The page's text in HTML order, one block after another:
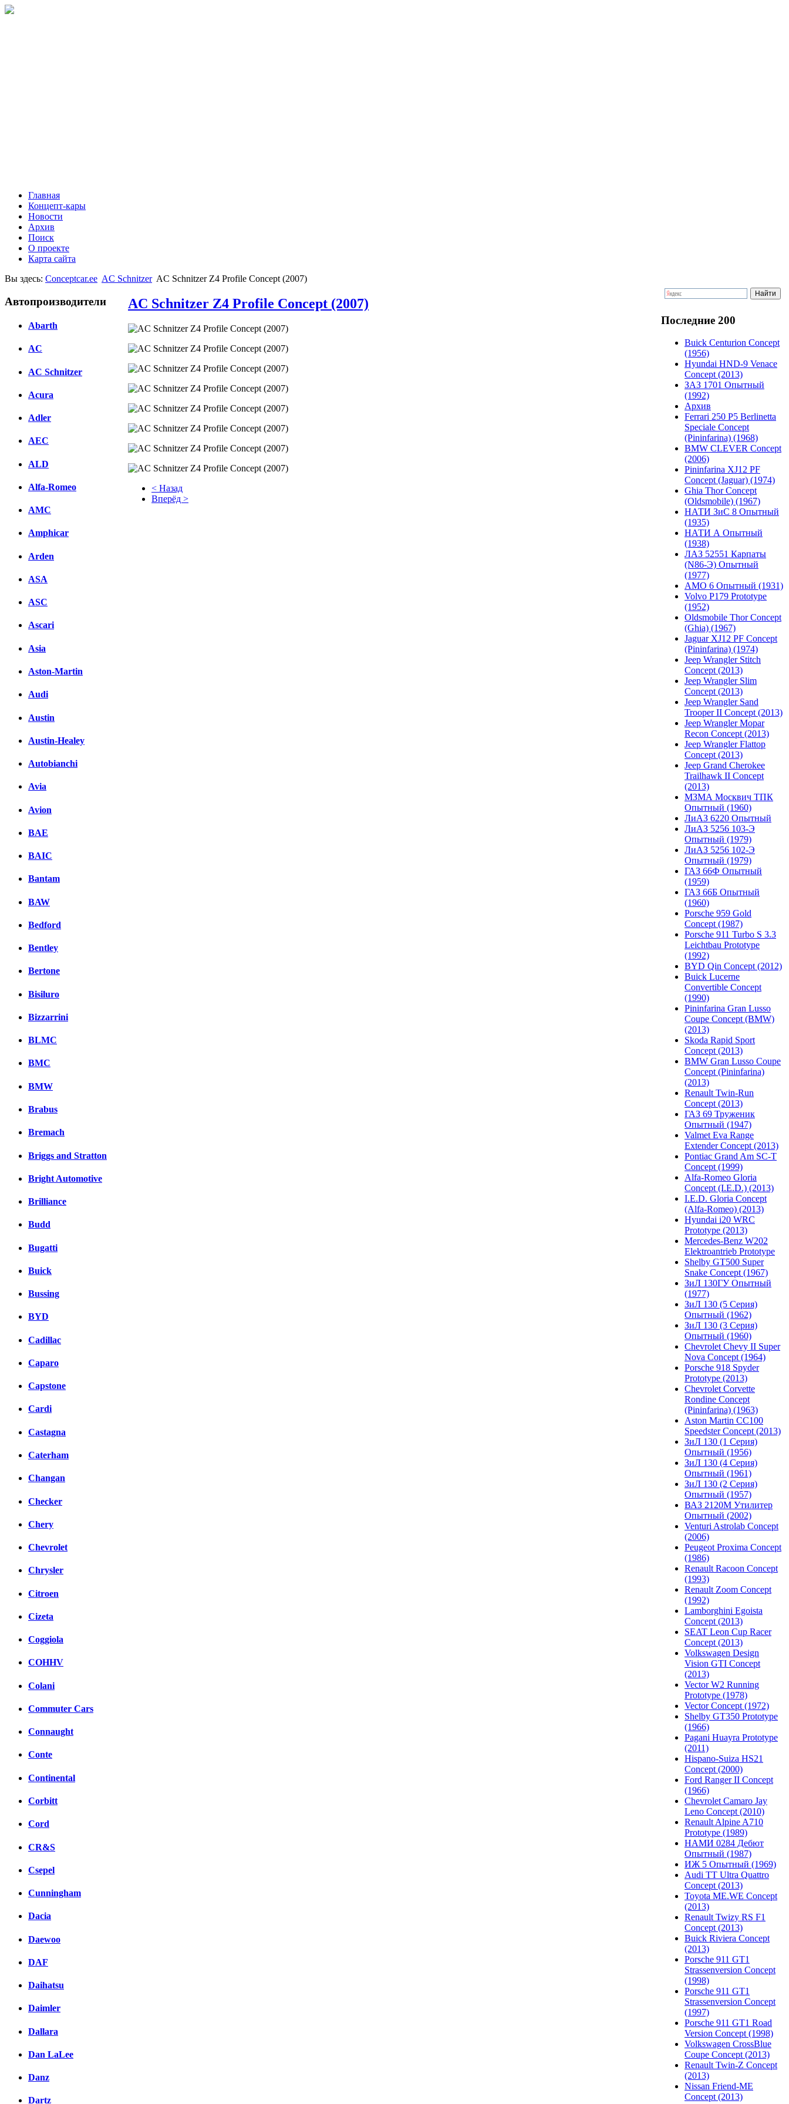
Главная
Концепт-кары
Новости
Архив
Поиск
О проекте
Карта сайта
Вы здесь: Conceptcar.ee AC Schnitzer AC Schnitzer Z4 Profile Concept (2007)
Автопроизводители
Abarth
AC
AC Schnitzer
Acura
Adler
AEC
ALD
Alfa-Romeo
AMC
Amphicar
Arden
ASA
ASC
Ascari
Asia
Aston-Martin
Audi
Austin
Austin-Healey
Autobianchi
Avia
Avion
BAE
BAIC
Bantam
BAW
Bedford
Bentley
Bertone
Bisiluro
Bizzarrini
BLMC
BMC
BMW
Brabus
Bremach
Briggs and Stratton
Bright Automotive
Brilliance
Budd
Bugatti
Buick
Bussing
BYD
Cadillac
Caparo
Capstone
Cardi
Castagna
Caterham
Changan
Checker
Chery
Chevrolet
Chrysler
Citroen
Cizeta
Coggiola
COHHV
Colani
Commuter Cars
Connaught
Conte
Continental
Corbitt
Cord
CR&S
Csepel
Cunningham
Dacia
Daewoo
DAF
Daihatsu
Daimler
Dallara
Dan LaLee
Danz
Dartz
AC Schnitzer Z4 Profile Concept (2007)
< Назад
Вперёд >
Последние 200
Buick Centurion Concept
(1956)
Hyundai HND-9 Venace
Concept (2013)
ЗАЗ 1701 Опытный
(1992)
Архив
Ferrari 250 P5 Berlinetta
Speciale Concept
(Pininfarina) (1968)
BMW CLEVER Concept
(2006)
Pininfarina XJ12 PF
Concept (Jaguar) (1974)
Ghia Thor Concept
(Oldsmobile) (1967)
НАТИ ЗиС 8 Опытный
(1935)
НАТИ А Опытный
(1938)
ЛАЗ 52551 Карпаты
(N86-Э) Опытный
(1977)
АМО 6 Опытный (1931)
Volvo P179 Prototype
(1952)
Oldsmobile Thor Concept
(Ghia) (1967)
Jaguar XJ12 PF Concept
(Pininfarina) (1974)
Jeep Wrangler Stitch
Concept (2013)
Jeep Wrangler Slim
Concept (2013)
Jeep Wrangler Sand
Trooper II Concept (2013)
Jeep Wrangler Mopar
Recon Concept (2013)
Jeep Wrangler Flattop
Concept (2013)
Jeep Grand Cherokee
Trailhawk II Concept
(2013)
МЗМА Москвич ТПК
Опытный (1960)
ЛиАЗ 6220 Опытный
ЛиАЗ 5256 103-Э
Опытный (1979)
ЛиАЗ 5256 102-Э
Опытный (1979)
ГАЗ 66Ф Опытный
(1959)
ГАЗ 66Б Опытный
(1960)
Porsche 959 Gold
Concept (1987)
Porsche 911 Turbo S 3.3
Leichtbau Prototype
(1992)
BYD Qin Concept (2012)
Buick Lucerne
Convertible Concept
(1990)
Pininfarina Gran Lusso
Coupe Concept (BMW)
(2013)
Skoda Rapid Sport
Concept (2013)
BMW Gran Lusso Coupe
Concept (Pininfarina)
(2013)
Renault Twin-Run
Concept (2013)
ГАЗ 69 Труженик
Опытный (1947)
Valmet Eva Range
Extender Concept (2013)
Pontiac Grand Am SC-T
Concept (1999)
Alfa-Romeo Gloria
Concept (I.E.D.) (2013)
I.E.D. Gloria Concept
(Alfa-Romeo) (2013)
Hyundai i20 WRC
Prototype (2013)
Mercedes-Benz W202
Elektroantrieb Prototype
Shelby GT500 Super
Snake Concept (1967)
ЗиЛ 130ГУ Опытный
(1977)
ЗиЛ 130 (5 Серия)
Опытный (1962)
ЗиЛ 130 (3 Серия)
Опытный (1960)
Chevrolet Chevy II Super
Nova Concept (1964)
Porsche 918 Spyder
Prototype (2013)
Chevrolet Corvette
Rondine Concept
(Pininfarina) (1963)
Aston Martin CC100
Speedster Concept (2013)
ЗиЛ 130 (1 Серия)
Опытный (1956)
ЗиЛ 130 (4 Серия)
Опытный (1961)
ЗиЛ 130 (2 Серия)
Опытный (1957)
ВАЗ 2120М Утилитер
Опытный (2002)
Venturi Astrolab Concept
(2006)
Peugeot Proxima Concept
(1986)
Renault Racoon Concept
(1993)
Renault Zoom Concept
(1992)
Lamborghini Egoista
Concept (2013)
SEAT Leon Cup Racer
Concept (2013)
Volkswagen Design
Vision GTI Concept
(2013)
Vector W2 Running
Prototype (1978)
Vector Concept (1972)
Shelby GT350 Prototype
(1966)
Pagani Huayra Prototype
(2011)
Hispano-Suiza HS21
Concept (2000)
Ford Ranger II Concept
(1966)
Chevrolet Camaro Jay
Leno Concept (2010)
Renault Alpine A710
Prototype (1989)
НАМИ 0284 Дебют
Опытный (1987)
ИЖ 5 Опытный (1969)
Audi TT Ultra Quattro
Concept (2013)
Toyota ME.WE Concept
(2013)
Renault Twizy RS F1
Concept (2013)
Buick Riviera Concept
(2013)
Porsche 911 GT1
Strassenversion Concept
(1998)
Porsche 911 GT1
Strassenversion Concept
(1997)
Porsche 911 GT1 Road
Version Concept (1998)
Volkswagen CrossBlue
Coupe Concept (2013)
Renault Twin-Z Concept
(2013)
Nissan Friend-ME
Concept (2013)